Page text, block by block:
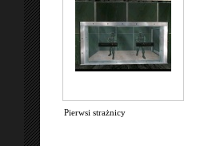
Pierwsi strażnicy